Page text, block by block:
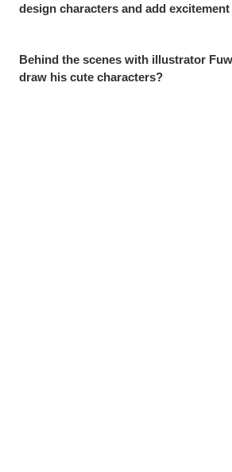
design characters and add
Behind the scenes with illustrator
draw his cute characters?